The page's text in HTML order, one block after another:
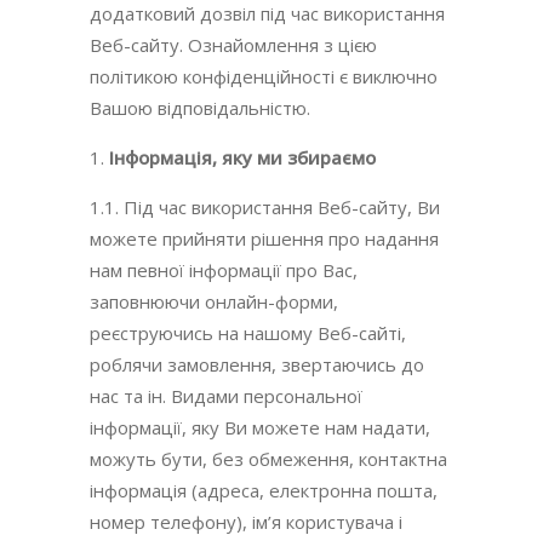
додатковий дозвіл під час використання
Веб-сайту. Ознайомлення з цією
політикою конфіденційності є виключно
Вашою відповідальністю.
Інформація, яку ми збираємо
1.1. Під час використання Веб-сайту, Ви
можете прийняти рішення про надання
нам певної інформації про Вас,
заповнюючи онлайн-форми,
реєструючись на нашому Веб-сайті,
роблячи замовлення, звертаючись до
нас та ін. Видами персональної
інформації, яку Ви можете нам надати,
можуть бути, без обмеження, контактна
інформація (адреса, електронна пошта,
номер телефону), ім’я користувача і